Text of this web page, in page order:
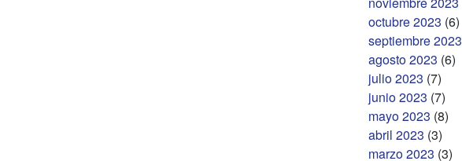
octubre 2023 (6)
septiembre 2023
agosto 2023 (6)
julio 2023 (7)
junio 2023 (7)
mayo 2023 (8)
abril 2023 (3)
marzo 2023 (3)